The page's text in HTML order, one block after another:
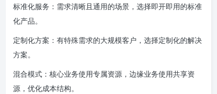
标准化服务：需求清晰且通用的场景，选择即开即用的标准
化产品。
定制化方案：有特殊需求的大规模客户，选择定制化的解决
方案。
混合模式：核心业务使用专属资源，边缘业务使用共享资
源，优化成本结构。